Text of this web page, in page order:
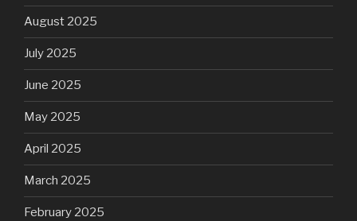
August 2025
July 2025
June 2025
May 2025
April 2025
March 2025
February 2025